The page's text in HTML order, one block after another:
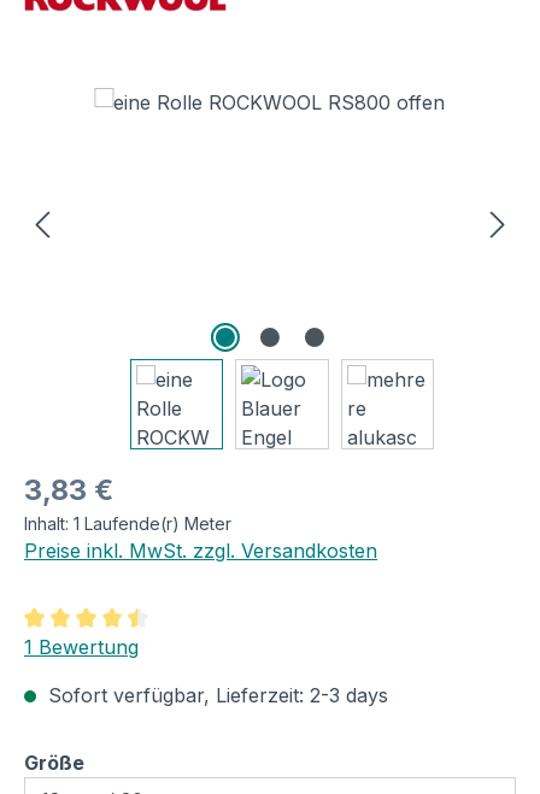
Bildergalerie überspringen
Regulärer Preis:
3,83 €
Inhalt: 1 Laufende(r) Meter
Preise inkl. MwSt. zzgl. Versandkosten
Durchschnittliche Bewertung von 4.5 von 5 Sternen
1 Bewertung
Sofort verfügbar, Lieferzeit: 2-3 days
Größeauswählen